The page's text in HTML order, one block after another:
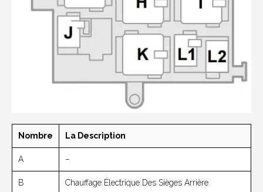
Nombre La Description
A –
B Chauffage Électrique Des Sièges Arrière